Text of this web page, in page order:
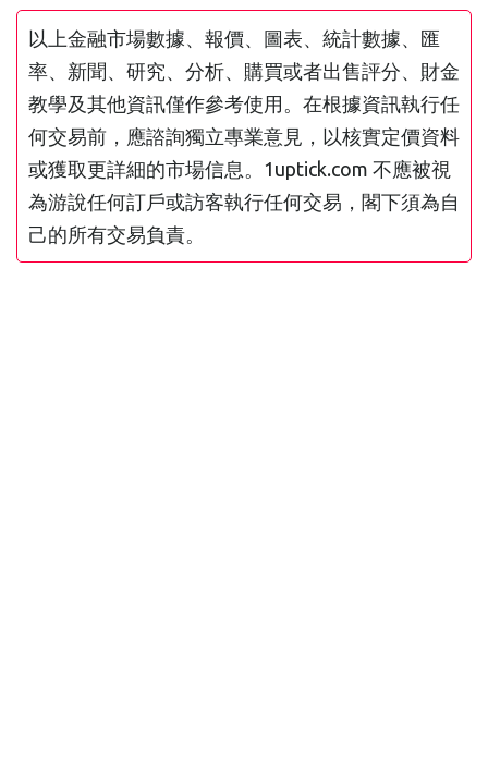
以上金融市場數據、報價、圖表、統計數據、匯
率、新聞、研究、分析、購買或者出售評分、財金
教學及其他資訊僅作參考使用。在根據資訊執行任
何交易前，應諮詢獨立專業意見，以核實定價資料
或獲取更詳細的市場信息。1uptick.com 不應被視
為游說任何訂戶或訪客執行任何交易，閣下須為自
己的所有交易負責。